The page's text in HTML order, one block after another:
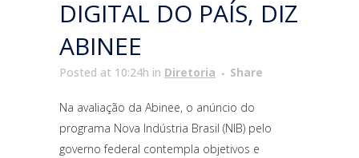
DIGITAL DO PAÍS, DIZ
ABINEE
Posted at 10:24h in Diretoria Share
Na avaliação da Abinee, o anúncio do
programa Nova Indústria Brasil (NIB) pelo
governo federal contempla objetivos e